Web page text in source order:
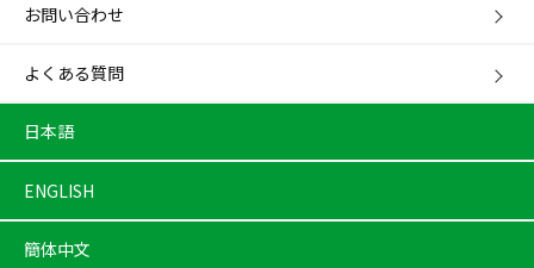
お問い合わせ
よくある質問
日本語
ENGLISH
簡体中文